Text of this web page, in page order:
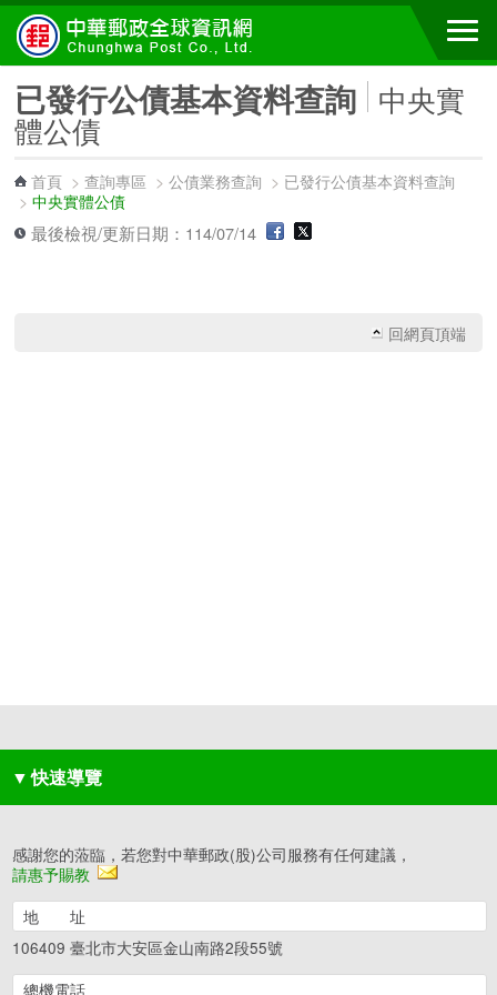
跳到主要內容區塊
已發行公債基本資料查詢 中央實
體公債
首頁 >查詢專區 >公債業務查詢 > 已發行公債基本資料查詢
>中央實體公債
最後檢視/更新日期：114/07/14
回網頁頂端
▼ 快速導覽
感謝您的蒞臨，若您對中華郵政(股)公司服務有任何建議，
請惠予賜教
地 址
106409 臺北市大安區金山南路2段55號
總機電話